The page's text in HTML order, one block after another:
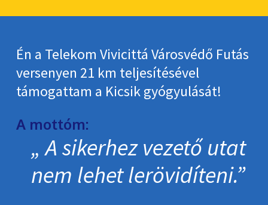
Én a Telekom Vivicittá Városvédő Futás
versenyen 21 km teljesítésével
támogattam a Kicsik gyógyulását!
A mottóm:
A sikerhez vezető utat
nem lehet lerövidíteni.